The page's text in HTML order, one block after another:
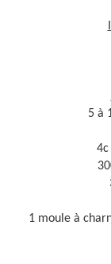
5 à
4c
1 moule à